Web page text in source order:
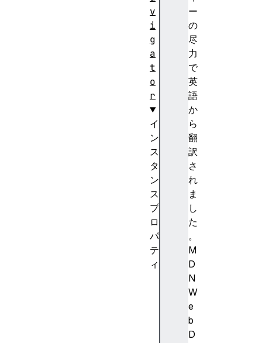
ー
の
尽
力
で
英
語
か
ら
翻
訳
さ
れ
ま
し
た
。
M
D
N
W
e
b
D
v
i
g
a
t
o
r
イ
ン
ス
タ
ン
ス
プ
ロ
パ
テ
ィ